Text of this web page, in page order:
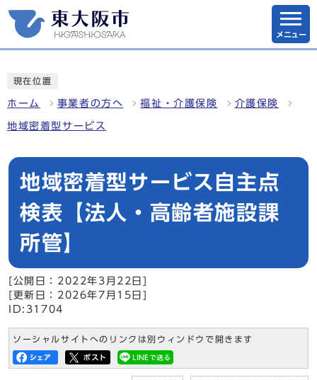
メニュー
現在位置
ホーム 事業者の方へ 福祉・介護保険 介護保険
地域密着型サービス
地域密着型サービス自主点
検表【法人・高齢者施設課
所管】
[公開日：2022年3月22日]
[更新日：2026年7月15日]
ID:31704
ソーシャルサイトへのリンクは別ウィンドウで開きます